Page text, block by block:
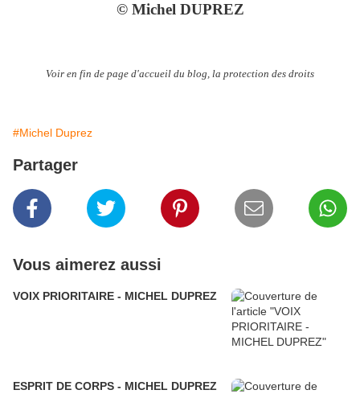
© Michel DUPREZ
Voir en fin de page d'accueil du blog, la protection des droits
#Michel Duprez
Partager
Vous aimerez aussi
VOIX PRIORITAIRE - MICHEL DUPREZ
ESPRIT DE CORPS - MICHEL DUPREZ